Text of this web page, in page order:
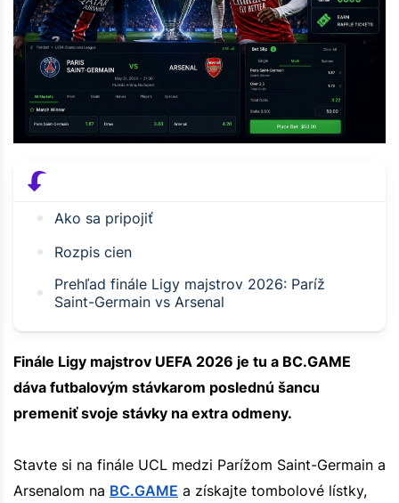
Ako sa pripojiť
Rozpis cien
Prehľad finále Ligy majstrov 2026: Paríž
Saint-Germain vs Arsenal
Finále Ligy majstrov UEFA 2026 je tu a BC.GAME
dáva futbalovým stávkarom poslednú šancu
premeniť svoje stávky na extra odmeny.
Stavte si na finále UCL medzi Parížom Saint-Germain a
Arsenalom na BC.GAME a získajte tombolové lístky,